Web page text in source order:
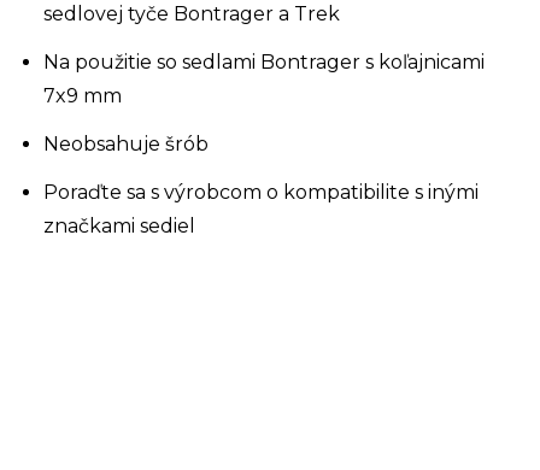
sedlovej tyče Bontrager a Trek
Na použitie so sedlami Bontrager s koľajnicami
7x9 mm
Neobsahuje šrób
Poraďte sa s výrobcom o kompatibilite s inými
značkami sediel